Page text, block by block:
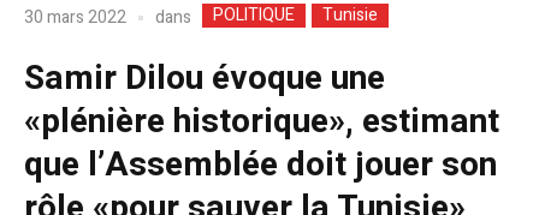
30 mars 2022 dans POLITIQUE Tunisie
Samir Dilou évoque une
«plénière historique», estimant
que l’Assemblée doit jouer son